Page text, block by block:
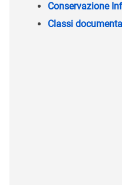
Conservazione
Classi